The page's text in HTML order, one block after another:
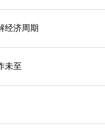
经济周期
未至